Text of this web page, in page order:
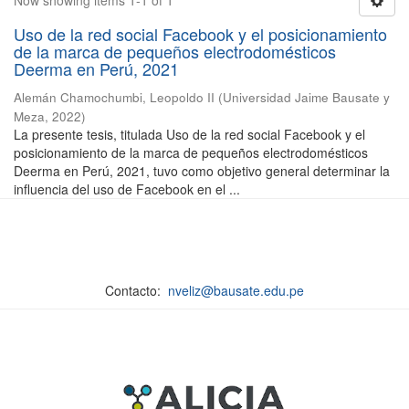
Uso de la red social Facebook y el posicionamiento
de la marca de pequeños electrodomésticos
Deerma en Perú, 2021
Alemán Chamochumbi, Leopoldo II (Universidad Jaime Bausate y
Meza, 2022)
La presente tesis, titulada Uso de la red social Facebook y el
posicionamiento de la marca de pequeños electrodomésticos
Deerma en Perú, 2021, tuvo como objetivo general determinar la
influencia del uso de Facebook en el ...
Contacto: nveliz@bausate.edu.pe